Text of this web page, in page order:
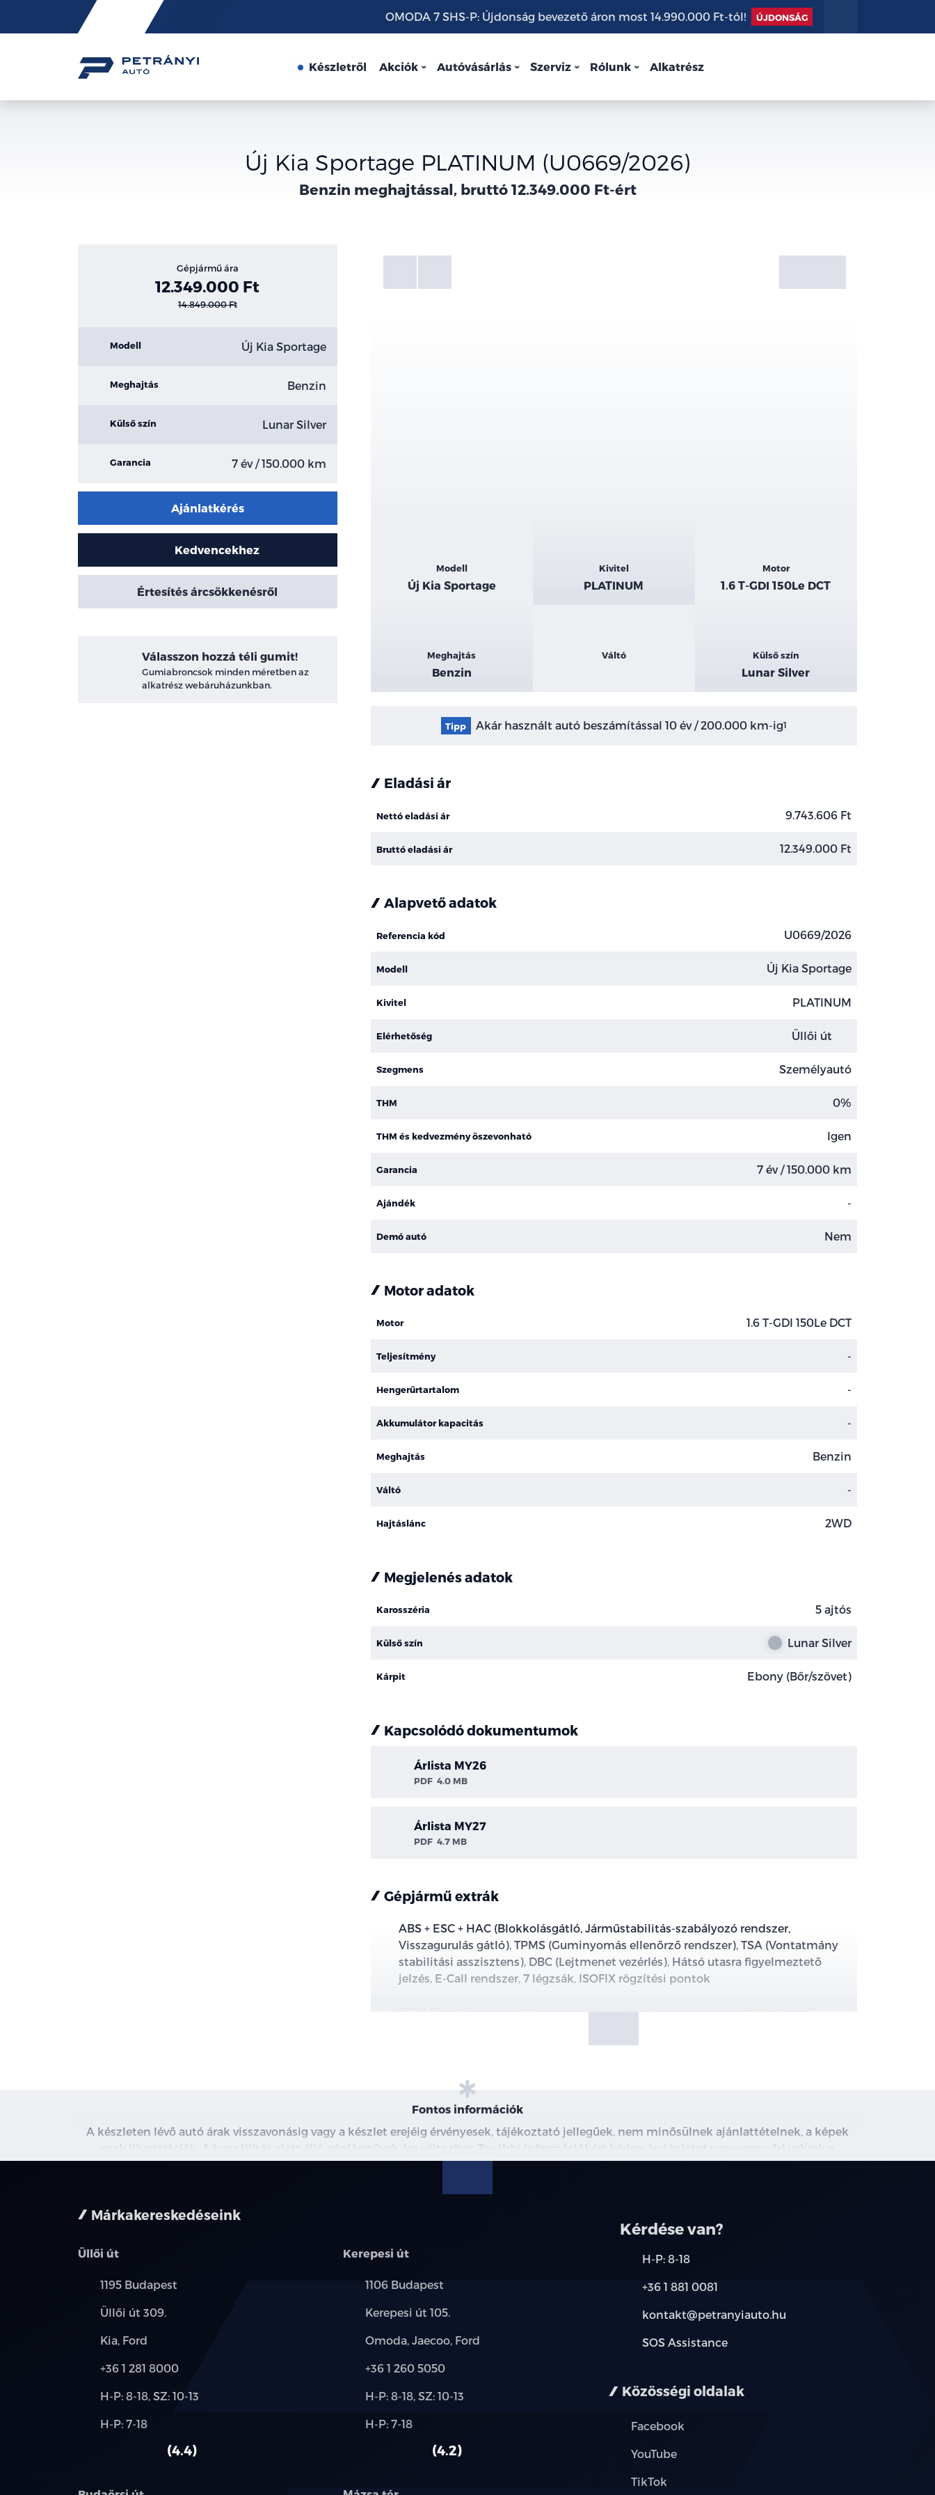
Friss
hírek
OMODA 7 SHS-P: Újdonság bevezető áron most 14.990.000 Ft-tól! ÚJDONSÁG
Készletről Akciók Autóvásárlás Szerviz Rólunk Alkatrész
Új Kia Sportage PLATINUM (U0669/2026)
Benzin meghajtással, bruttó 12.349.000 Ft-ért
Gépjármű ára
12.349.000 Ft
14.849.000 Ft
Modell Új Kia Sportage
Meghajtás Benzin
Külső szín Lunar Silver
Garancia 7 év / 150.000 km
Ajánlatkérés
Kedvencekhez
Értesítés árcsökkenésről
Válasszon hozzá téli gumit!
Gumiabroncsok minden méretben az
alkatrész webáruházunkban.
Galéria
Kiemelt
adatok
Modell
Új Kia Sportage
Kivitel
PLATINUM
Motor
1.6 T-GDI 150Le DCT
Meghajtás
Benzin
Váltó Külső szín
Lunar Silver
Tipp Akár használt autó beszámítással 10 év / 200.000 km-ig1
Eladási ár
Nettó eladási ár 9.743.606 Ft
Bruttó eladási ár 12.349.000 Ft
Alapvető adatok
Referencia kód U0669/2026
Modell Új Kia Sportage
Kivitel PLATINUM
Elérhetőség Üllői út
Szegmens Személyautó
THM 0%
THM és kedvezmény öszevonható Igen
Garancia 7 év / 150.000 km
Ajándék -
Demó autó Nem
Motor adatok
Motor 1.6 T-GDI 150Le DCT
Teljesítmény -
Hengerűrtartalom -
Akkumulátor kapacitás -
Meghajtás Benzin
Váltó -
Hajtáslánc 2WD
Megjelenés adatok
Karosszéria 5 ajtós
Külső szín Lunar Silver
Kárpit Ebony (Bőr/szövet)
Kapcsolódó dokumentumok
Árlista MY26
PDF 4.0 MB
Árlista MY27
PDF 4.7 MB
Gépjármű extrák
ABS + ESC + HAC (Blokkolásgátló, Járműstabilitás-szabályozó rendszer,
Visszagurulás gátló), TPMS (Guminyomás ellenőrző rendszer), TSA (Vontatmány
stabilitási asszisztens), DBC (Lejtmenet vezérlés), Hátsó utasra figyelmeztető
jelzés, E-Call rendszer, 7 légzsák, ISOFIX rögzítési pontok
DAW (Vezetői aktivitást monitorozó rendszer, kormány mögötti szenzorral)
ISLA (Intelligens sebességkorlátozás asszisztens)
LKA (Sávtartó asszisztens)
LFA (Sávkövető rendszer)
MCB (Másodlagosütközés elkerülő asszisztens)
LED hátsólámpa
LED nappali menetfény
Full LED fényszóró (MFR)
Tolatókamera
Fontos információk
A készleten lévő autó árak visszavonásig vagy a készlet erejéig érvényesek, tájékoztató jellegűek, nem minősülnek ajánlattételnek, a képek
csak illusztrációk. A beszállítás alatt álló gépjárművek ára változhat. További információkért kérjen árajánlatot vagy vegye fel velünk a
kapcsolatot. A használt autó beszámítás részleteiről, kérjük, érdeklődjön munkatársainknál. A meghirdetett induló THM tájékoztató jellegű,
Márkakereskedéseink
Üllői út
Település:
1195 Budapest
Cím:
Üllői út 309.
Márkák:
Kia, Ford
Telefon:
+36 1 281 8000
Új-
használt
H-P: 8-18, SZ: 10-13
Alkatrész,
H-P: 7-18
4.4
Kerepesi út
Település:
1106 Budapest
Cím:
Kerepesi út 105.
Márkák:
Omoda, Jaecoo, Ford
Telefon:
+36 1 260 5050
Új-
használt
H-P: 8-18, SZ: 10-13
Alkatrész,
H-P: 7-18
4.2
Kérdése van?
H-P: 8-18
+36 1 881 0081
kontakt@petranyiauto.hu
SOS Assistance
Közösségi oldalak
Facebook
YouTube
TikTok